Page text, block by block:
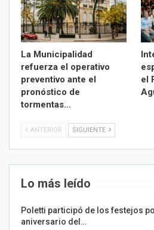
La Municipalidad
refuerza el operativo
preventivo ante el
pronóstico de
tormentas…
el
ANTERIOR SIGUIENTE
Lo más leído
Poletti participó de los festejos
aniversario del…